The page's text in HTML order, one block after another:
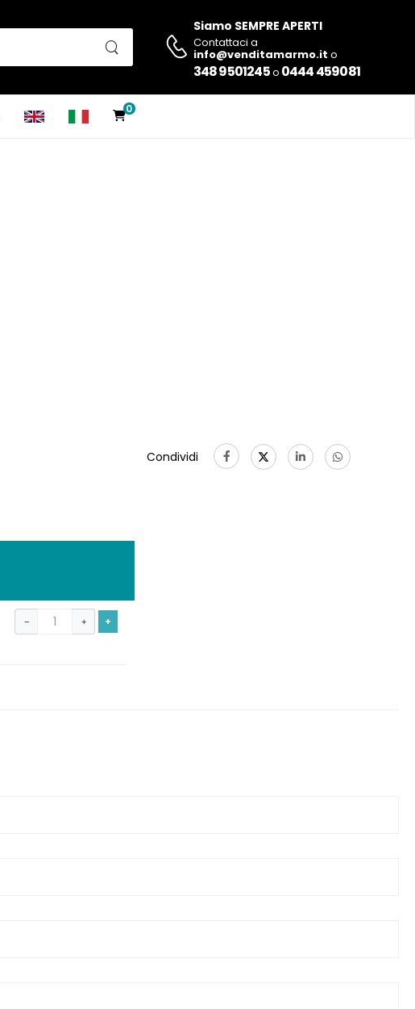
Siamo SEMPRE APERTI
Contattaci a
info@venditamarmo.it o
348 9501245o 0444 459081
0
Condividi
− + +